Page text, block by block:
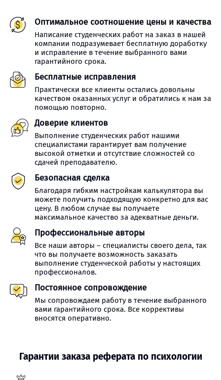
Оптимальное соотношение цены и качества
Написание студенческих работ на заказ в нашей
компании подразумевает бесплатную доработку
и исправление в течение выбранного вами
гарантийного срока.
Бесплатные исправления
Практически все клиенты остались довольны
качеством оказанных услуг и обратились к нам за
помощью повторно.
Доверие клиентов
Выполнение студенческих работ нашими
специалистами гарантирует вам получение
высокой отметки и отсутствие сложностей со
сдачей преподавателю.
Безопасная сделка
Благодаря гибким настройкам калькулятора вы
можете получить подходящую конкретно для вас
цену. В любом случае вы получаете
максимальное качество за адекватные деньги.
Профессиональные авторы
Все наши авторы – специалисты своего дела, так
что вы получаете возможность заказать
выполнение студенческой работы у настоящих
профессионалов.
Постоянное сопровождение
Мы сопровождаем работу в течение выбранного
вами гарантийного срока. Все коррективы
вносятся оперативно.
Гарантии заказа реферата по психологии